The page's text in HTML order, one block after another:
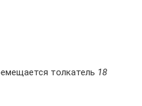
толкатель 18